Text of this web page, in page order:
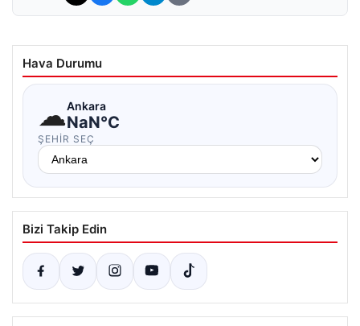
Hava Durumu
☁Ankara
NaN°C
ŞEHIR SEÇ
Bizi Takip Edin